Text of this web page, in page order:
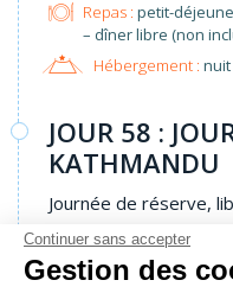
Repas : petit-
– dîner libre (non
Hébergement :
JOUR 58 :
KATHMANDU
Journée de réserve,
Repas :petit-
(non inclus) – dîner
Continuer sans accepter
Gestion des